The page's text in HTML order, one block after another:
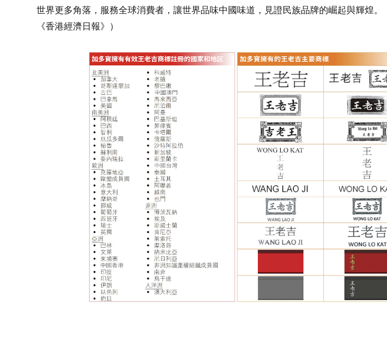
世界更多角落，服務全球消費者，讓世界品味中國味道，見證民族品牌的崛起與輝煌。
《香港經濟日報》）